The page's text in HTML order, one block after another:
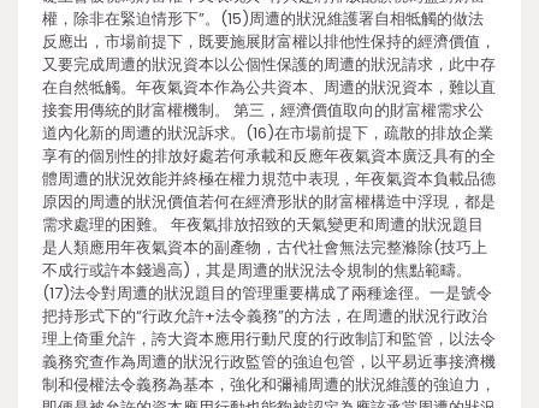
權，除非在緊迫情形下”。(15)周遭的狀況維護署自相牴觸的做法
反應出，市場前提下，既要施展財富權以排他性保持的經濟價值，
又要完成周遭的狀況資本以公個性保護的周遭的狀況請求，此中存
在自然牴觸。年夜氣資本作為公共資本、周遭的狀況資本，難以直
接套用傳統的財富權機制。 第三，經濟價值取向的財富權需求公
道內化新的周遭的狀況訴求。(16)在市場前提下，疏散的排放企業
享有的個別性的排放好處若何承載和反應年夜氣資本廣泛具有的全
體周遭的狀況效能并終極在權力規范中表現，年夜氣資本負載品德
原因的周遭的狀況價值若何在經濟形狀的財富權構造中浮現，都是
需求處理的困難。 年夜氣排放招致的天氣變更和周遭的狀況題目
是人類應用年夜氣資本的副產物，古代社會無法完整滌除(技巧上
不成行或許本錢過高)，其是周遭的狀況法令規制的焦點範疇。
(17)法令對周遭的狀況題目的管理重要構成了兩種途徑。一是號令
把持形式下的“行政允許+法令義務”的方法，在周遭的狀況行政治
理上倚重允許，誇大資本應用行動尺度的行政制訂和監管，以法令
義務究查作為周遭的狀況行政監管的強迫包管，以平易近事接濟機
制和侵權法令義務為基本，強化和彌補周遭的狀況維護的強迫力，